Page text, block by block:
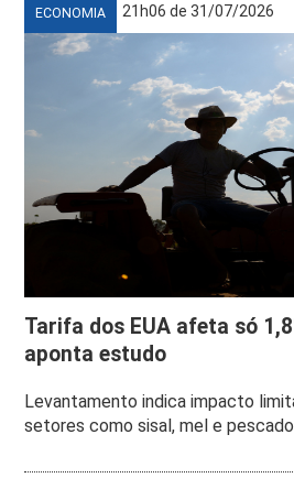
ECONOMIA 21h06 de 31/07/2026
Tarifa dos EUA afeta só
aponta estudo
Levantamento indica impacto
setores como sisal, mel e